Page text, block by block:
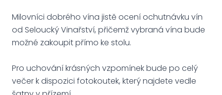
Milovníci dobrého vína jistě ocení ochutnávku vín
od Seloucký Vinařství, přičemž vybraná vína bude
možné zakoupit přímo ke stolu.
Pro uchování krásných vzpomínek bude po celý
večer k dispozici fotokoutek, který najdete vedle